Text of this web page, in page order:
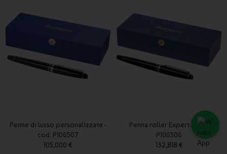
Penne di lusso personalizzate -
cod. P106507
105,000 €
Penna roller Expert - cod.
P106506
132,818 €